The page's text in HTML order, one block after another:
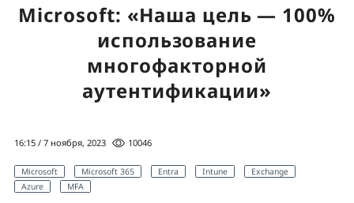
Microsoft: «Наша цель — 100%
использование
многофакторной
аутентификации»
16:15 / 7 ноября, 2023 10046
Microsoft Microsoft 365 Entra Intune
Exchange
Azure
MFA